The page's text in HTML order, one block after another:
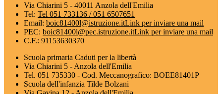
Via Chiarini 5 - 40011 Anzola dell'Emilia
Tel: Tel 051 733136 / 051 6507651
Email: boic81400l@istruzione.itLink per inviare una mail
PEC: boic81400l@pec.istruzione.itLink per inviare una mail
C.F.: 91153630370
Scuola primaria Caduti per la libertà
Via Chiarini 5 - Anzola dell'Emilia
Tel. 051 735330 - Cod. Meccanografico: BOEE81401P
Scuola dell'infanzia Tilde Bolzani